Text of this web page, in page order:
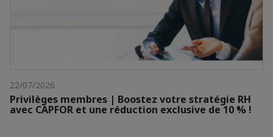
22/07/2026
Privilèges membres | Boostez votre stratégie RH
avec CAPFOR et une réduction exclusive de 10 % !